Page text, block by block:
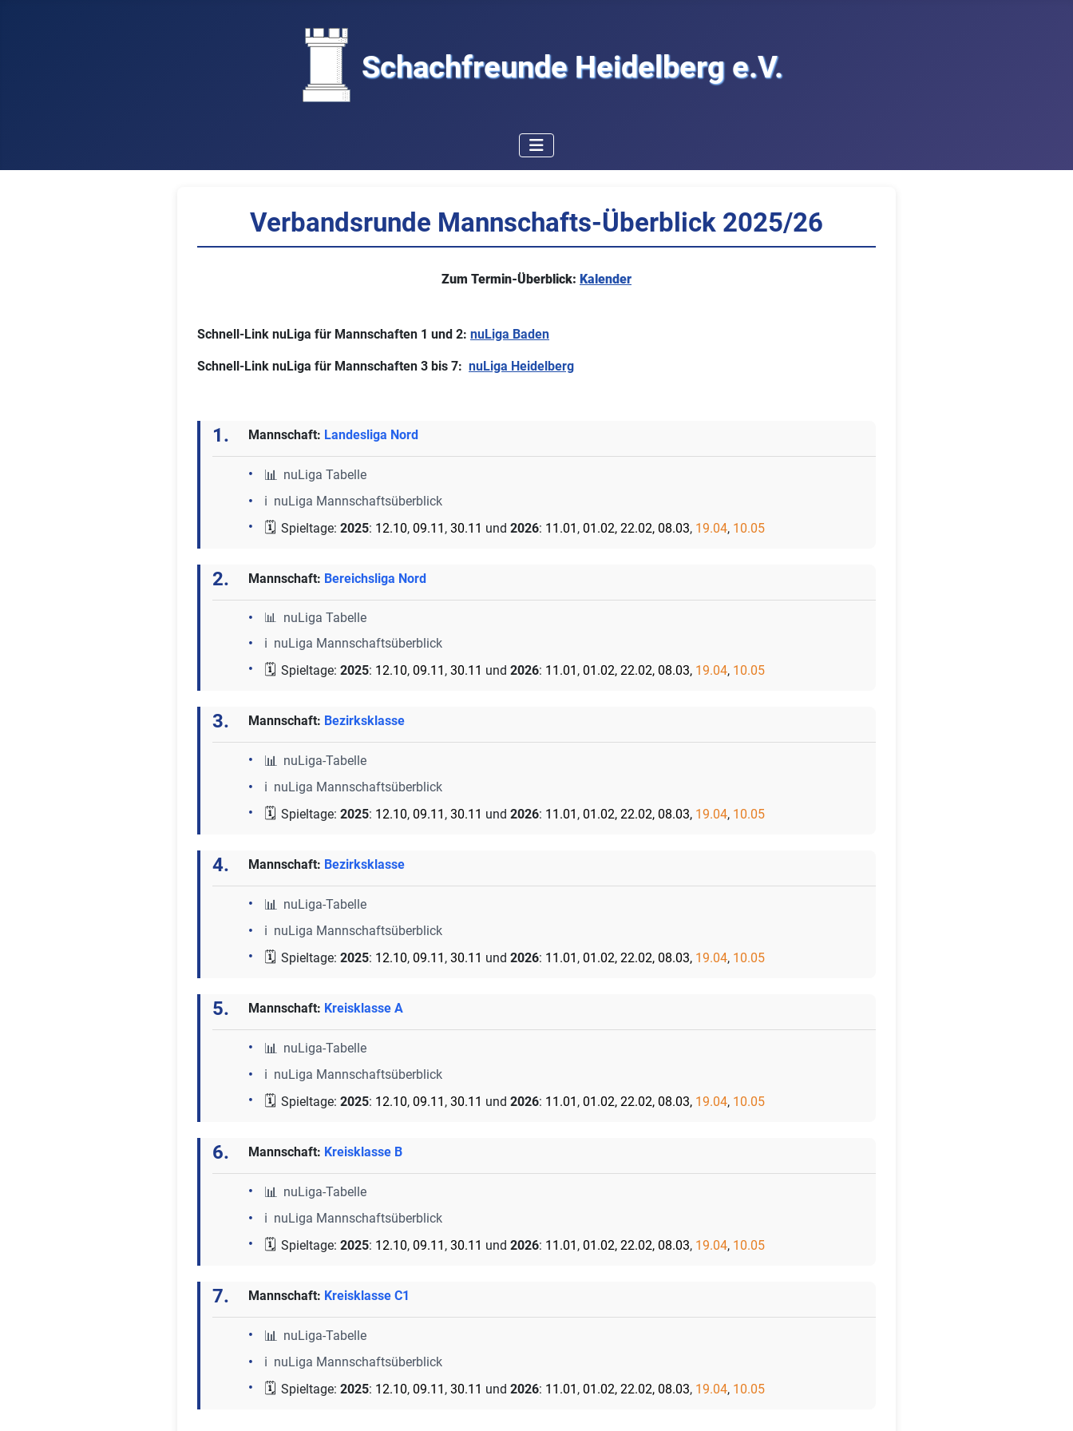
Schachfreunde Heidelberg e.V.
Verbandsrunde Mannschafts-Überblick 2025/26
Zum Termin-Überblick: Kalender
Schnell-Link nuLiga für Mannschaften 1 und 2: nuLiga Baden
Schnell-Link nuLiga für Mannschaften 3 bis 7: nuLiga Heidelberg
1. Mannschaft: Landesliga Nord
📊 nuLiga Tabelle
ℹ️ nuLiga Mannschaftsüberblick
🗓️ Spieltage: 2025: 12.10, 09.11 , 30.11 und 2026: 11.01 , 01.02, 22.02, 08.03, 19.04, 10.05
2. Mannschaft: Bereichsliga Nord
📊 nuLiga Tabelle
ℹ️ nuLiga Mannschaftsüberblick
🗓️ Spieltage: 2025: 12.10, 09.11 , 30.11 und 2026: 11.01 , 01.02, 22.02, 08.03, 19.04, 10.05
3. Mannschaft: Bezirksklasse
📊 nuLiga-Tabelle
ℹ️ nuLiga Mannschaftsüberblick
🗓️ Spieltage: 2025: 12.10, 09.11 , 30.11 und 2026: 11.01 , 01.02, 22.02, 08.03, 19.04, 10.05
4. Mannschaft: Bezirksklasse
📊 nuLiga-Tabelle
ℹ️ nuLiga Mannschaftsüberblick
🗓️ Spieltage: 2025: 12.10, 09.11 , 30.11 und 2026: 11.01 , 01.02, 22.02, 08.03, 19.04, 10.05
5. Mannschaft: Kreisklasse A
📊 nuLiga-Tabelle
ℹ️ nuLiga Mannschaftsüberblick
🗓️ Spieltage: 2025: 12.10, 09.11 , 30.11 und 2026: 11.01 , 01.02, 22.02, 08.03, 19.04, 10.05
6. Mannschaft: Kreisklasse B
📊 nuLiga-Tabelle
ℹ️ nuLiga Mannschaftsüberblick
🗓️ Spieltage: 2025: 12.10, 09.11 , 30.11 und 2026: 11.01 , 01.02, 22.02, 08.03, 19.04, 10.05
7. Mannschaft: Kreisklasse C1
📊 nuLiga-Tabelle
ℹ️ nuLiga Mannschaftsüberblick
🗓️ Spieltage: 2025: 12.10, 09.11 , 30.11 und 2026: 11.01 , 01.02, 22.02, 08.03, 19.04, 10.05